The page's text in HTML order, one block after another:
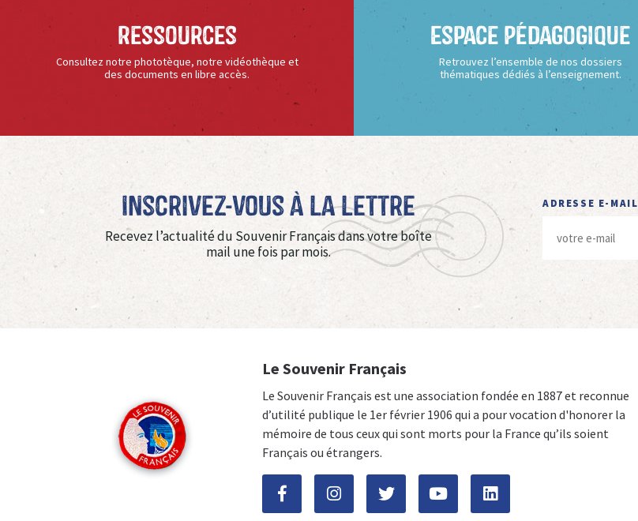
Ressources
Consultez notre phototèque, notre vidéothèque et
des documents en libre accès.
Espace Pédagogique
Retrouvez l’ensemble de nos dossiers
thématiques dédiés à l’enseignement.
Inscrivez-vous à La Lettre
Recevez l’actualité du Souvenir Français dans votre boîte
mail une fois par mois.
ADRESSE E-MAIL
Le Souvenir Français
Le Souvenir Français est une association fondée en 1887 et reconnue
d’utilité publique le 1er février 1906 qui a pour vocation d'honorer la
mémoire de tous ceux qui sont morts pour la France qu’ils soient
Français ou étrangers.